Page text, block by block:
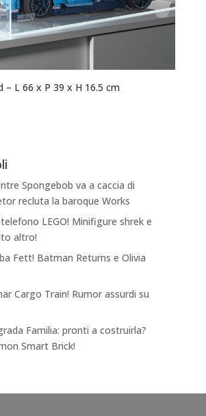
– L 66 x P 39 x H 16.5 cm
Spongebob va a caccia di
recluta la baroque Works
telefono LEGO! Minifigure shrek e
altro!
Fett! Batman Returns e Olivia
Cargo Train! Rumor assurdi su
Familia: pronti a costruirla?
Smart Brick!